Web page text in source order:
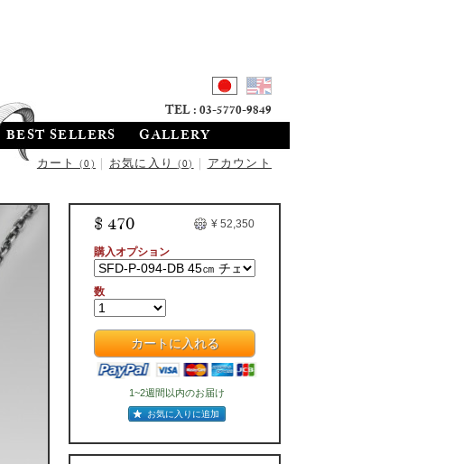
BEST SELLERS GALLERY
カート(0)|お気に入り(0)|アカウント
TEL : 03-5770-9849
¥ 52,350
$ 470
購入オプション
数
カートに入れる
1~2週間以内のお届け
お気に入りに追加